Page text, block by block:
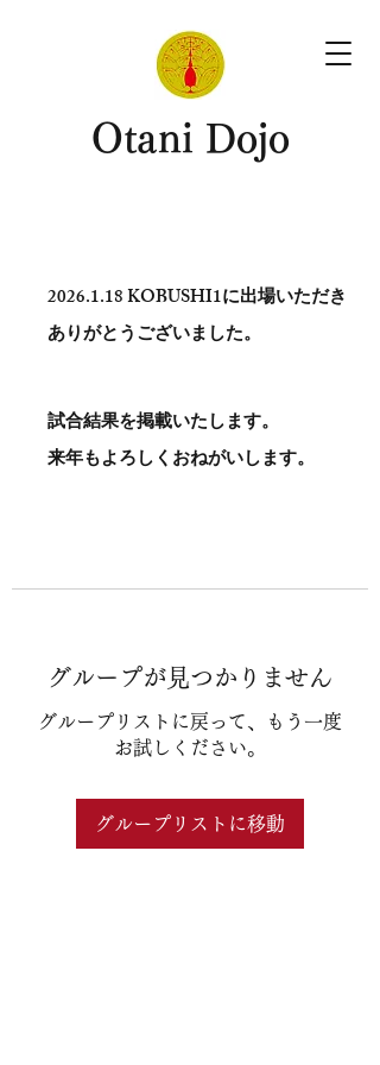
​Otani Dojo
2026.1.18KOBUSHI1に出場いただき
ありがとう​ございました。
試合結果を掲載いたします。
​来年もよろしくおねがいします。
グループが見つかりません
グループリストに戻って、もう一度
お試しください。
グループリストに移動